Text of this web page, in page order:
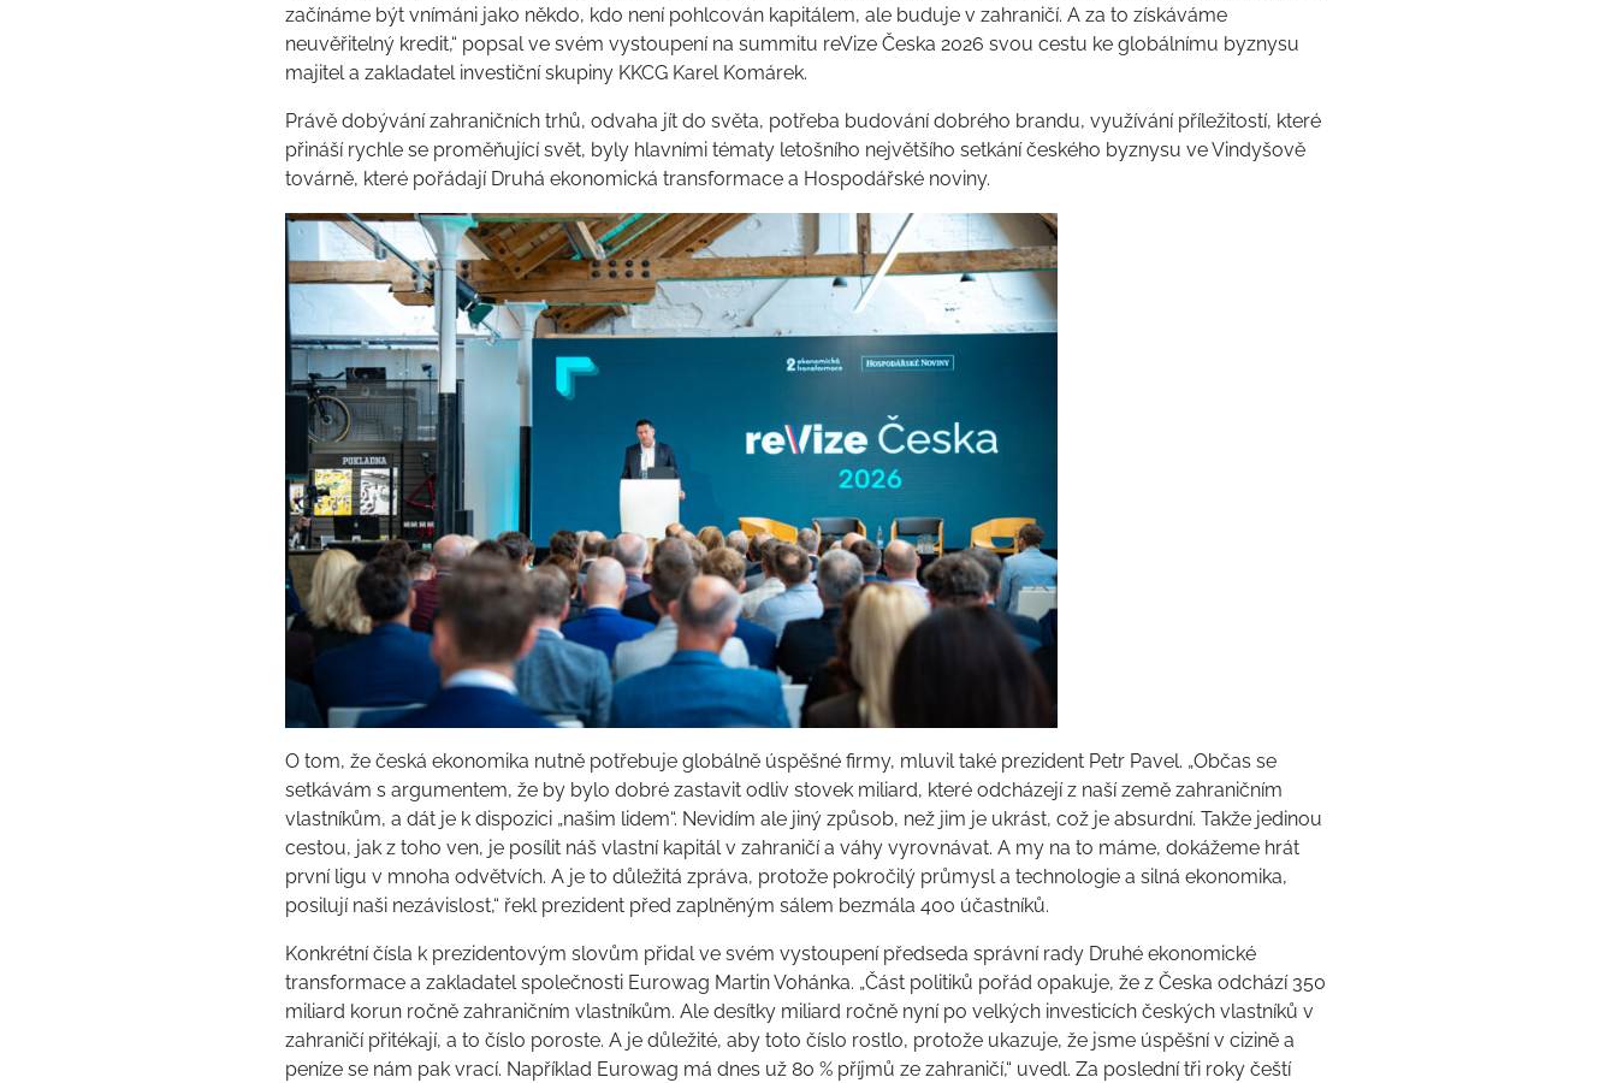
začínáme být vnímáni jako někdo, kdo není pohlcován kapitálem, ale buduje v zahraničí. A za to získáváme
neuvěřitelný kredit,“ popsal ve svém vystoupení na summitu reVize Česka 2026 svou cestu ke globálnímu byznysu
majitel a zakladatel investiční skupiny KKCG Karel Komárek.
Právě dobývání zahraničních trhů, odvaha jít do světa, potřeba budování dobrého brandu, využívání příležitostí, které
přináší rychle se proměňující svět, byly hlavními tématy letošního největšího setkání českého byznysu ve Vindyšově
továrně, které pořádají Druhá ekonomická transformace a Hospodářské noviny.
O tom, že česká ekonomika nutně potřebuje globálně úspěšné firmy, mluvil také prezident Petr Pavel. „Občas se
setkávám s argumentem, že by bylo dobré zastavit odliv stovek miliard, které odcházejí z naší země zahraničním
vlastníkům, a dát je k dispozici „našim lidem“. Nevidím ale jiný způsob, než jim je ukrást, což je absurdní. Takže jedinou
cestou, jak z toho ven, je posílit náš vlastní kapitál v zahraničí a váhy vyrovnávat. A my na to máme, dokážeme hrát
první ligu v mnoha odvětvích. A je to důležitá zpráva, protože pokročilý průmysl a technologie a silná ekonomika,
posilují naši nezávislost,“ řekl prezident před zaplněným sálem bezmála 400 účastníků.
Konkrétní čísla k prezidentovým slovům přidal ve svém vystoupení předseda správní rady Druhé ekonomické
transformace a zakladatel společnosti Eurowag Martin Vohánka. „Část politiků pořád opakuje, že z Česka odchází 350
miliard korun ročně zahraničním vlastníkům. Ale desítky miliard ročně nyní po velkých investicích českých vlastníků v
zahraničí přitékají, a to číslo poroste. A je důležité, aby toto číslo rostlo, protože ukazuje, že jsme úspěšní v cizině a
peníze se nám pak vrací. Například Eurowag má dnes už 80 % příjmů ze zahraničí,“ uvedl. Za poslední tři roky čeští